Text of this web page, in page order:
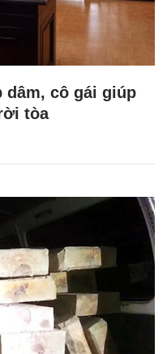
dâm, cô gái giúp
tòa